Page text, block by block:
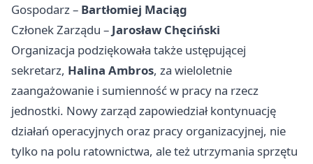
Gospodarz – Bartłomiej Maciąg
Członek Zarządu – Jarosław Chęciński
Organizacja podziękowała także ustępującej
sekretarz, Halina Ambros, za wieloletnie
zaangażowanie i sumienność w pracy na rzecz
jednostki. Nowy zarząd zapowiedział kontynuację
działań operacyjnych oraz pracy organizacyjnej, nie
tylko na polu ratownictwa, ale też utrzymania sprzętu